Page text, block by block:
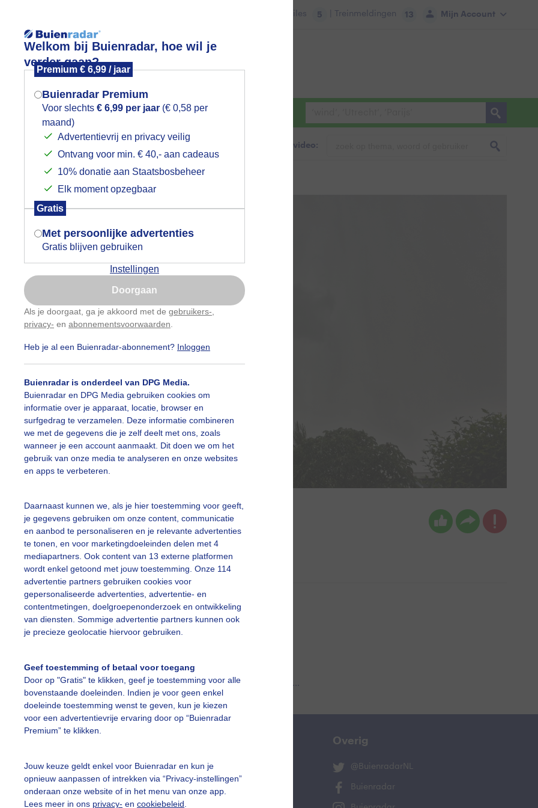
Welkom bij Buienradar, hoe wil je
verder gaan?
Premium € 6,99 / jaar
Buienradar Premium
Voor slechts € 6,99 per jaar (€ 0,58 per
maand)
Advertentievrij en privacy veilig
Ontvang voor min. € 40,- aan cadeaus
10% donatie aan Staatsbosbeheer
Elk moment opzegbaar
Gratis
Met persoonlijke advertenties
Gratis blijven gebruiken
Instellingen
Doorgaan
Als je doorgaat, ga je akkoord met de gebruikers-
privacy- en abonnementsvoorwaarden
Heb je al een Buienradar-abonnement? Inloggen
Buienradar is onderdeel van DPG Media.
Buienradar en DPG Media gebruiken cookies om
informatie over je apparaat, locatie, browser en
surfgedrag te verzamelen. Deze informatie combineren
we met de gegevens die je zelf deelt met ons, zoals
wanneer je een account aanmaakt. Dit doen we om het
gebruik van onze media te analyseren en onze websites
en apps te verbeteren.
Daarnaast kunnen we, als je hier toestemming voor geeft,
je gegevens gebruiken om onze content, communicatie
en aanbod te personaliseren en je relevante advertenties
te tonen, en voor marketingdoeleinden delen met 4
mediapartners. Ook content van 13 externe platformen
wordt enkel getoond met jouw toestemming. Onze 114
advertentie partners gebruiken cookies voor
gepersonaliseerde advertenties, advertentie- en
contentmetingen, doelgroepenonderzoek en ontwikkeling
van diensten. Sommige advertentie partners kunnen ook
je precieze geolocatie hiervoor gebruiken.
Geef toestemming of betaal voor toegang
Door op "Gratis" te klikken, geef je toestemming voor alle
bovenstaande doeleinden. Indien je voor geen enkel
doeleinde toestemming wenst te geven, kun je kiezen
voor een advertentievrije ervaring door op “Buienradar
Premium” te klikken.
Jouw keuze geldt enkel voor Buienradar en kun je
opnieuw aanpassen of intrekken via “Privacy-instellingen”
onderaan onze website of in het menu van onze app.
Lees meer in ons privacy- en cookiebeleid
Mijn Account
Files 5 | Treinmeldingen 13
Foto en video Weerzine
Zoeken in foto & video:
boven Roosendaal
Francien Tax Gemaakt: 09-06-2026, 30x bekeken
Wolken Onweer
slideshow
Een moment geduld aub...
vragen
De Bilt
Overig
@BuienradarNL
Buienradar
Mogen we je locatie gebruiken voor
het weer?
Indien je hier nog geen akkoord op hebt
gegeven, verschijnt er zo een pop-up uit
je browser waarin deze toestemming
gevraagd wordt.
Is goed, toon de popup
Nu niet, misschien later
Gebruik je Safari en wil je niet elke dag deze pop-up
Klikhierom dit aan te passen